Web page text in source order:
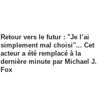
Retour vers le futur : "Je l’ai
simplement mal choisi"... Cet
acteur a été remplacé à la
dernière minute par Michael J.
Fox